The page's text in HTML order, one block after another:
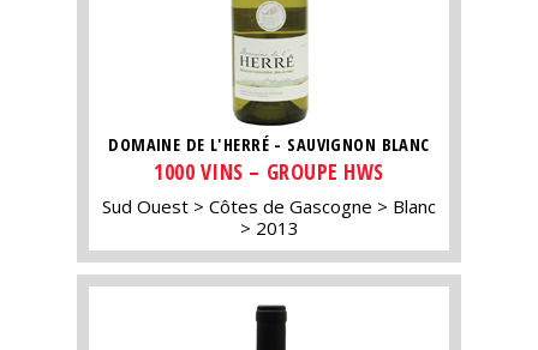
DOMAINE DE L'HERRÉ - SAUVIGNON BLANC
1000 VINS – GROUPE HWS
Sud Ouest Côtes de Gascogne
Blanc
2013